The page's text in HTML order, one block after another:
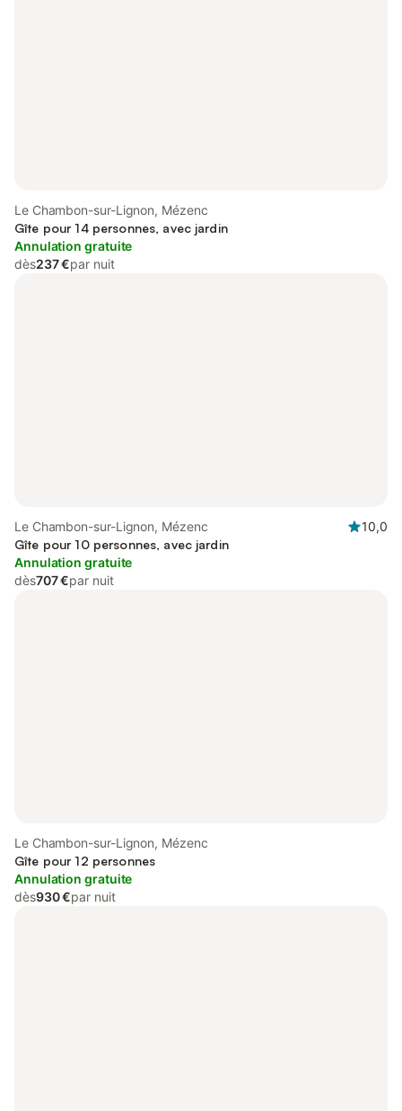
Le Chambon-sur-Lignon, Mézenc
Gîte pour 14 personnes, avec jardin
Annulation gratuite
dès237 €par nuit
Le Chambon-sur-Lignon, Mézenc
10,0
Gîte pour 10 personnes, avec jardin
Annulation gratuite
dès707 €par nuit
Le Chambon-sur-Lignon, Mézenc
Gîte pour 12 personnes
Annulation gratuite
dès930 €par nuit